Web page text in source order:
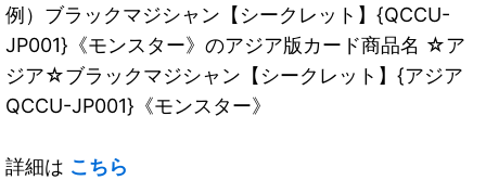
例）ブラックマジシャン【シークレット】{QCCU-
JP001}《モンスター》のアジア版カード商品名 ☆ア
ジア☆ブラックマジシャン【シークレット】{アジア
QCCU-JP001}《モンスター》
詳細は こちら